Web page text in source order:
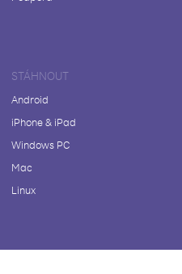
STÁHNOUT
Android
iPhone & iPad
Windows PC
Mac
Linux